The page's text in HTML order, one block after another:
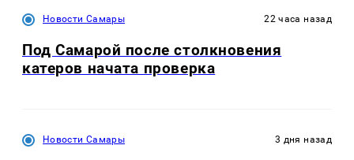
Новости Самары 22 часа назад
Под Самарой после столкновения
катеров начата проверка
Новости Самары 3 дня назад